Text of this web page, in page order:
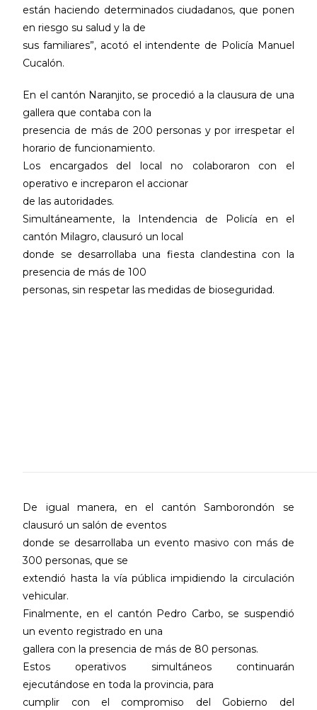
están haciendo determinados ciudadanos, que ponen
en riesgo su salud y la de
sus familiares”, acotó el intendente de Policía Manuel
Cucalón.
En el cantón Naranjito, se procedió a la clausura de una
gallera que contaba con la
presencia de más de 200 personas y por irrespetar el
horario de funcionamiento.
Los encargados del local no colaboraron con el
operativo e increparon el accionar
de las autoridades.
Simultáneamente, la Intendencia de Policía en el
cantón Milagro, clausuró un local
donde se desarrollaba una fiesta clandestina con la
presencia de más de 100
personas, sin respetar las medidas de bioseguridad.
De igual manera, en el cantón Samborondón se
clausuró un salón de eventos
donde se desarrollaba un evento masivo con más de
300 personas, que se
extendió hasta la vía pública impidiendo la circulación
vehicular.
Finalmente, en el cantón Pedro Carbo, se suspendió
un evento registrado en una
gallera con la presencia de más de 80 personas.
Estos operativos simultáneos continuarán
ejecutándose en toda la provincia, para
cumplir con el compromiso del Gobierno del